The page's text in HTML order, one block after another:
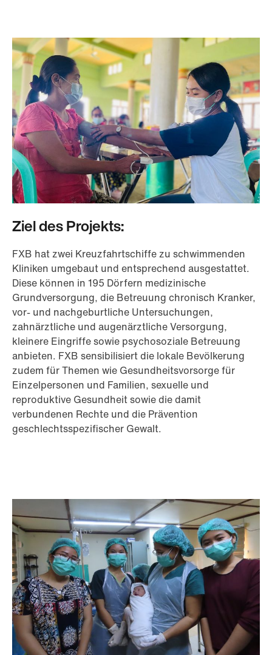
Ziel des Projekts:
FXB hat zwei Kreuzfahrtschiffe zu schwimmenden
Kliniken umgebaut und entsprechend ausgestattet.
Diese können in 195 Dörfern medizinische
Grundversorgung, die Betreuung chronisch Kranker,
vor- und nachgeburtliche Untersuchungen,
zahnärztliche und augenärztliche Versorgung,
kleinere Eingriffe sowie psychosoziale Betreuung
anbieten. FXB sensibilisiert die lokale Bevölkerung
zudem für Themen wie Gesundheitsvorsorge für
Einzelpersonen und Familien, sexuelle und
reproduktive Gesundheit sowie die damit
verbundenen Rechte und die Prävention
geschlechtsspezifischer Gewalt.